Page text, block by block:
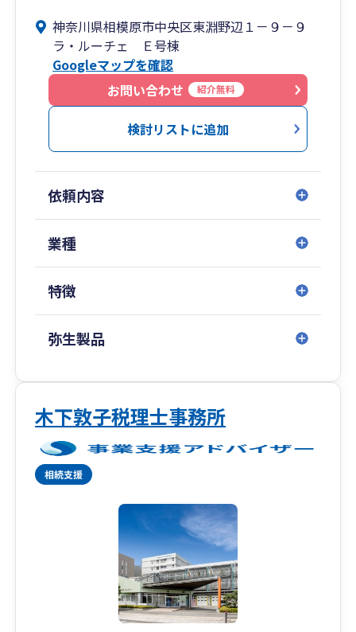
を続けて、幸いにも素晴らしいお客様に恵まれ
て、相模原市の発展とともに現在まで歩んでまい
りました。
相模原市で約４０年間営業してきた歴史と経験、
そしてお客様のためになるノウハウを蓄積してき
た相模原市に地域密着の会計事務所です。皆様と
皆様がお悩みのこと、分からないこと、ご心配さ
れていることがあるときは、ぜひ、相模原市の親
会計ソフトの導入支援も行っております（弥生会
計等）ので遠慮無くご連絡下さい。
もご相談お待ちしております。
神奈川県相模原市中央区東淵野辺１－９－９
ラ・ルーチェ Ｅ号棟
Googleマップを確認
お問い合わせ
紹介無料
検討リストに追加
依頼内容
業種
特徴
弥生製品
木下敦子税理士事務所